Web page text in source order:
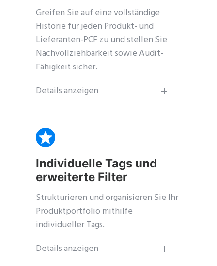
Greifen Sie auf eine vollständige
Historie für jeden Produkt- und
Lieferanten-PCF zu und stellen Sie
Nachvollziehbarkeit sowie Audit-
Fähigkeit sicher.
Details anzeigen
Individuelle Tags und
erweiterte Filter
Strukturieren und organisieren Sie Ihr
Produktportfolio mithilfe
individueller Tags.
Details anzeigen